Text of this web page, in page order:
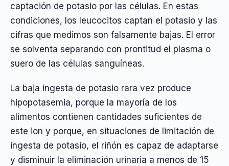
captación de potasio por las células. En estas
condiciones, los leucocitos captan el potasio y las
cifras que medimos son falsamente bajas. El error
se solventa separando con prontitud el plasma o
suero de las células sanguíneas.
La baja ingesta de potasio rara vez produce
hipopotasemia, porque la mayoría de los
alimentos contienen cantidades suficientes de
este ion y porque, en situaciones de limitación de
ingesta de potasio, el riñón es capaz de adaptarse
y disminuir la eliminación urinaria a menos de 15